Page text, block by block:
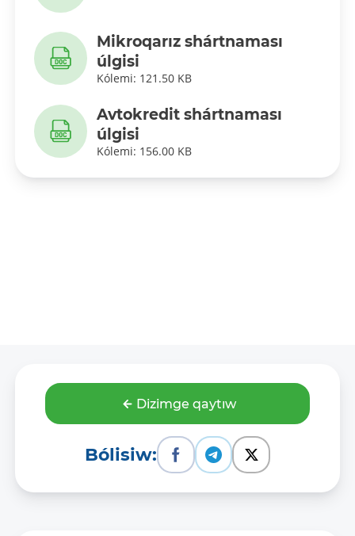
Mikroqarız shártnaması
úlgisi
Kólemi: 121.50 KB
Avtokredit shártnaması
úlgisi
Kólemi: 156.00 KB
Dizimge qaytıw
Bólisiw: